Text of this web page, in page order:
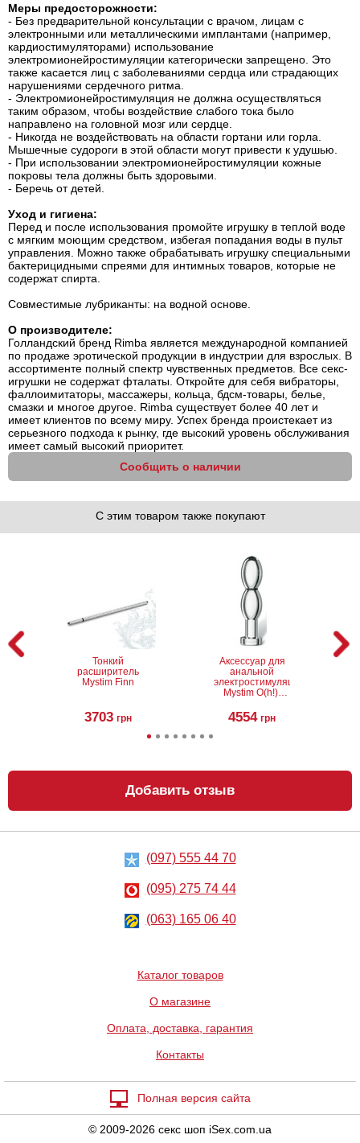
Меры предосторожности:
- Без предварительной консультации с врачом, лицам с
электронными или металлическими имплантами (например,
кардиостимуляторами) использование
электромионейростимуляции категорически запрещено. Это
также касается лиц с заболеваниями сердца или страдающих
нарушениями сердечного ритма.
- Электромионейростимуляция не должна осуществляться
таким образом, чтобы воздействие слабого тока было
направлено на головной мозг или сердце.
- Никогда не воздействовать на области гортани или горла.
Мышечные судороги в этой области могут привести к удушью.
- При использовании электромионейростимуляции кожные
покровы тела должны быть здоровыми.
- Беречь от детей.
Уход и гигиена:
Перед и после использования промойте игрушку в теплой воде
с мягким моющим средством, избегая попадания воды в пульт
управления. Можно также обрабатывать игрушку специальными
бактерицидными спреями для интимных товаров, которые не
содержат спирта.
Совместимые лубриканты: на водной основе.
О производителе:
Голландский бренд Rimba является международной компанией
по продаже эротической продукции в индустрии для взрослых. В
ассортименте полный спектр чувственных предметов. Все секс-
игрушки не содержат фталаты. Откройте для себя вибраторы,
фаллоимитаторы, массажеры, кольца, бдсм-товары, белье,
смазки и многое другое. Rimba существует более 40 лет и
имеет клиентов по всему миру. Успех бренда проистекает из
серьезного подхода к рынку, где высокий уровень обслуживания
имеет самый высокий приоритет.
Сообщить о наличии
С этим товаром также покупают
Тонкий
расширитель
Mystim Finn
3703 грн
Аксессуар для
анальной
электростимуляции
Mystim O(h!)-
4554 грн
Анальный
лубрикант
Lubrix Anal gel,
грн
Лубрикант на
Eros Aqua, 50 мл
324
водной основе
Just Glide Anal,
50 мл
267 грн
пробка Slash, S
668 грн
Добавить отзыв
(097) 555 44 70
(095) 275 74 44
(063) 165 06 40
Каталог товаров
О магазине
Оплата, доставка, гарантия
Контакты
Полная версия сайта
© 2009-2026 секс шоп iSex.com.ua